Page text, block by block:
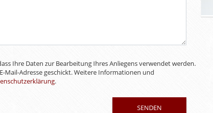
Ihre Daten zur Bearbeitung Ihres Anliegens verwendet werden.
Mail-Adresse geschickt. Weitere Informationen und
.